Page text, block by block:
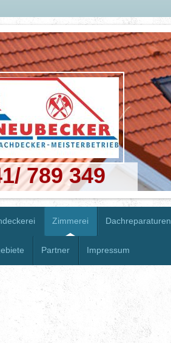
789 349
Zimmerei Dachreparaturen
Partner Impressum